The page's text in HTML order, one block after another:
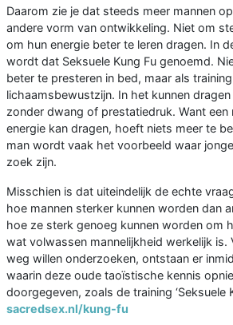
Daarom zie je dat steeds meer mannen
andere vorm van ontwikkeling. Niet om
om hun energie beter te leren dragen. In
wordt dat Seksuele Kung Fu genoemd.
beter te presteren in bed, maar als
lichaamsbewustzijn. In het kunnen
zonder dwang of prestatiedruk. Want een
energie kan dragen, hoeft niets meer te
man wordt vaak het voorbeeld waar
zoek zijn.
Misschien is dat uiteindelijk de echte
hoe mannen sterker kunnen worden dan
hoe ze sterk genoeg kunnen worden om
wat volwassen mannelijkheid werkelijk is.
weg willen onderzoeken, ontstaan er
waarin deze oude taoïstische kennis
doorgegeven, zoals de training ‘Seksuele
sacredsex.nl/kung-fu